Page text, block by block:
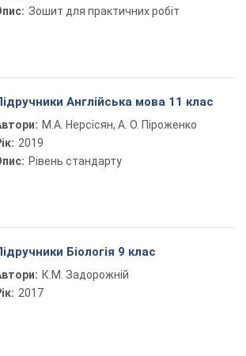
Зошит для практичних робіт
Англійська мова 11 клас
М.А. Нерсісян, А. О. Піроженко
2019
Рівень стандарту
Біологія 9 клас
К.М. Задорожній
2017